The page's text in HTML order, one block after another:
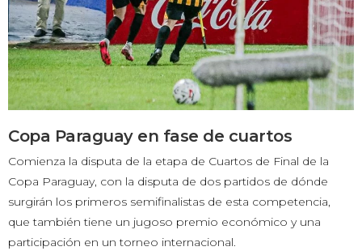
Copa Paraguay en fase de cuartos
Comienza la disputa de la etapa de Cuartos de Final de la
Copa Paraguay, con la disputa de dos partidos de dónde
surgirán los primeros semifinalistas de esta competencia,
que también tiene un jugoso premio económico y una
participación en un torneo internacional.